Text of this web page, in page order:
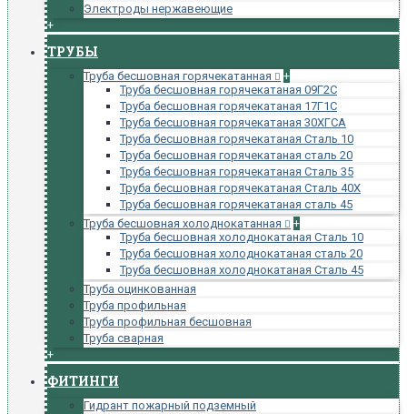
Электроды нержавеющие
+
ТРУБЫ
Труба бесшовная горячекатанная
+
Труба бесшовная горячекатаная 09Г2С
Труба бесшовная горячекатаная 17Г1С
Труба бесшовная горячекатаная 30ХГСА
Труба бесшовная горячекатаная Сталь 10
Труба бесшовная горячекатаная сталь 20
Труба бесшовная горячекатаная Сталь 35
Труба бесшовная горячекатаная Сталь 40Х
Труба бесшовная горячекатаная сталь 45
Труба бесшовная холоднокатанная
+
Труба бесшовная холоднокатаная Сталь 10
Труба бесшовная холоднокатаная сталь 20
Труба бесшовная холоднокатаная Сталь 45
Труба оцинкованная
Труба профильная
Труба профильная бесшовная
Труба сварная
+
ФИТИНГИ
Гидрант пожарный подземный